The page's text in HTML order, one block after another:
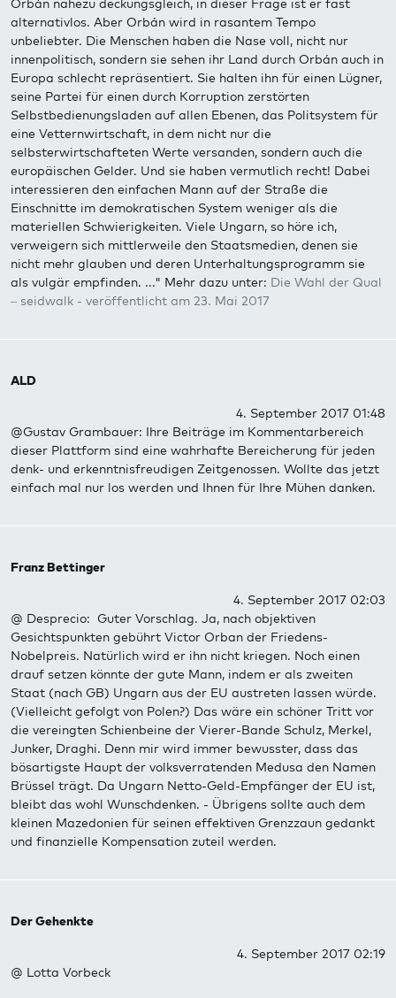
Orbán nahezu deckungsgleich, in dieser Frage ist er fast
alternativlos. Aber Orbán wird in rasantem Tempo
unbeliebter. Die Menschen haben die Nase voll, nicht nur
innenpolitisch, sondern sie sehen ihr Land durch Orbán auch in
Europa schlecht repräsentiert. Sie halten ihn für einen Lügner,
seine Partei für einen durch Korruption zerstörten
Selbstbedienungsladen auf allen Ebenen, das Politsystem für
eine Vetternwirtschaft, in dem nicht nur die
selbsterwirtschafteten Werte versanden, sondern auch die
europäischen Gelder. Und sie haben vermutlich recht! Dabei
interessieren den einfachen Mann auf der Straße die
Einschnitte im demokratischen System weniger als die
materiellen Schwierigkeiten. Viele Ungarn, so höre ich,
verweigern sich mittlerweile den Staatsmedien, denen sie
nicht mehr glauben und deren Unterhaltungsprogramm sie
als vulgär empfinden. ..." Mehr dazu unter: Die Wahl der Qual
– seidwalk - veröffentlicht am 23. Mai 2017
ALD
4. September 2017 01:48
@Gustav Grambauer: Ihre Beiträge im Kommentarbereich
dieser Plattform sind eine wahrhafte Bereicherung für jeden
denk- und erkenntnisfreudigen Zeitgenossen. Wollte das jetzt
einfach mal nur los werden und Ihnen für Ihre Mühen danken.
Franz Bettinger
4. September 2017 02:03
@ Desprecio: Guter Vorschlag. Ja, nach objektiven
Gesichtspunkten gebührt Victor Orban der Friedens-
Nobelpreis. Natürlich wird er ihn nicht kriegen. Noch einen
drauf setzen könnte der gute Mann, indem er als zweiten
Staat (nach GB) Ungarn aus der EU austreten lassen würde.
(Vielleicht gefolgt von Polen?) Das wäre ein schöner Tritt vor
die vereingten Schienbeine der Vierer-Bande Schulz, Merkel,
Junker, Draghi. Denn mir wird immer bewusster, dass das
bösartigste Haupt der volksverratenden Medusa den Namen
Brüssel trägt. Da Ungarn Netto-Geld-Empfänger der EU ist,
bleibt das wohl Wunschdenken. - Übrigens sollte auch dem
kleinen Mazedonien für seinen effektiven Grenzzaun gedankt
und finanzielle Kompensation zuteil werden.
Der Gehenkte
4. September 2017 02:19
@ Lotta Vorbeck